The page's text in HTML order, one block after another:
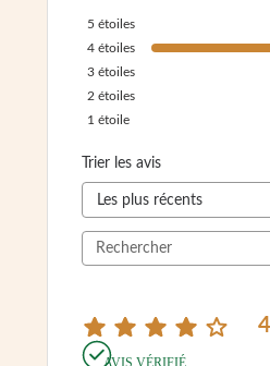
5 étoiles
4 étoiles
3 étoiles
2 étoiles
1 étoile
Trier les avis
4
AVIS VÉRIFIÉ